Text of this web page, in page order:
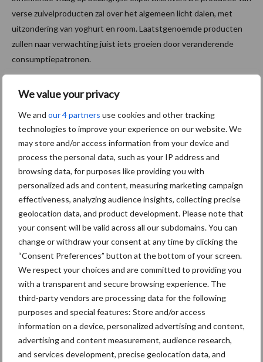
We value your privacy
We and our 4 partners use cookies and other tracking
technologies to improve your experience on our website. We
may store and/or access information from your device and
process the personal data, such as your IP address and
browsing data, for purposes like providing you with
personalized ads and content, measuring marketing campaign
effectiveness, analyzing audience insights, collecting precise
geolocation data, and product development. Please note that
your consent will be valid across all our subdomains. You can
change or withdraw your consent at any time by clicking the
“Consent Preferences” button at the bottom of your screen.
We respect your choices and are committed to providing you
with a transparent and secure browsing experience. The
third-party vendors are processing data for the following
purposes and special features: Store and/or access
information on a device, personalized advertising and content,
advertising and content measurement, audience research,
and services development, precise geolocation data, and
verse zuivelproducten zal over het algemeen licht dalen, met
uitzondering van yoghurt en room. Laatstgenoemde producten
zullen naar verwachting juist iets groeien door veranderende
consumptiepatronen.
vraag naar eiwitrijke, vetarme en functionele zuivelproducten
groeit, mede door een vergrijzende en gezondheidsbewuste
Europese bevolking. Plantaardige alternatieven winnen langzaam
terrein, maar zuivelproducten blijven een belangrijke eiwitbron in
het Europese dieet.
Toekomstige uitdagingen
De EU-zuivelsector wordt de komende jaren geconfronteerd met
een aantal onzekerheden. Geopolitieke spanningen kunnen
handelsstromen verstoren, terwijl klimaatverandering de
dierziekten zoals blauwtong of mond- en klauwzeer blijven een
potentieel risico, maar de effecten kunnen door
overheidsmaatregelen worden beperkt. Daarnaast neemt de
wereldwijde concurrentie toe door opkomende markten en
toenemende productie in Azië, waardoor traditionele exporteurs
strategisch moeten inspelen op veranderende markten.